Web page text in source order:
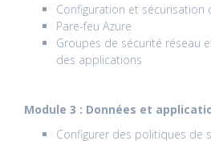
Configuration et sécurisation
Pare-feu Azure
Groupes de sécurité réseau
des applications
Module 3 : Données et
Configurer des politiques de